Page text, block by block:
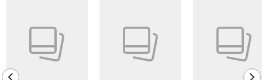
Wizaz Summer Influ School
Mój profil / Zarejestruj się
previous element